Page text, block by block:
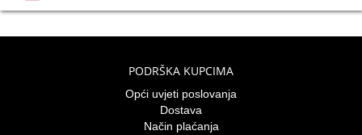
PODRŠKA KUPCIMA
Opći uvjeti poslovanja
Dostava
Način plaćanja